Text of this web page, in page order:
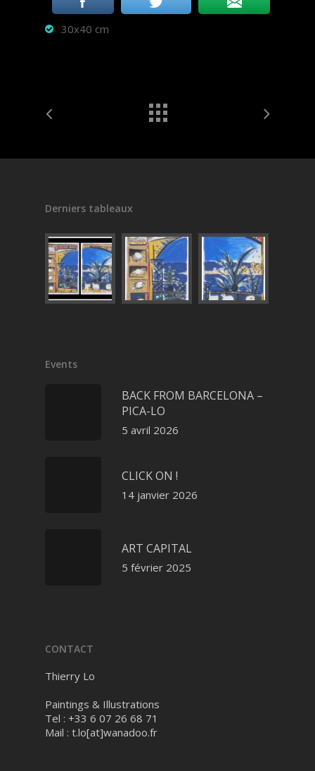
30x40 cm
Derniers tableaux
Events
BACK FROM BARCELONA –
PICA-LO
5 avril 2026
CLICK ON !
14 janvier 2026
ART CAPITAL
5 février 2025
CONTACT
Thierry Lo
Paintings & Illustrations
Tel : +33 6 07 26 68 71
Mail : t.lo[at]wanadoo.fr